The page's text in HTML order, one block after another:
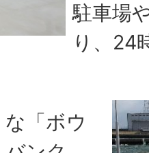
駐車場
り、24
「ボウ